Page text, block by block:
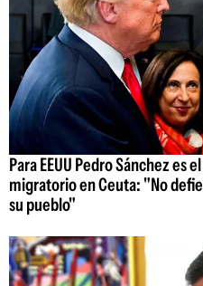
Para EEUU Pedro Sánchez es
migratorio en Ceuta: "No
su pueblo"